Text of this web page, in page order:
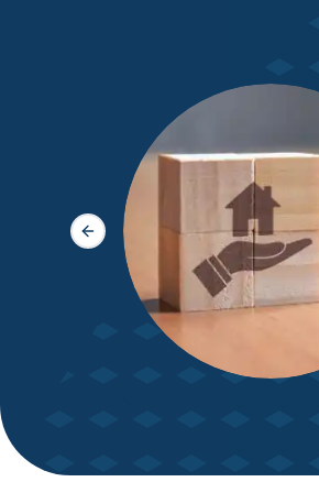
Slide précédente